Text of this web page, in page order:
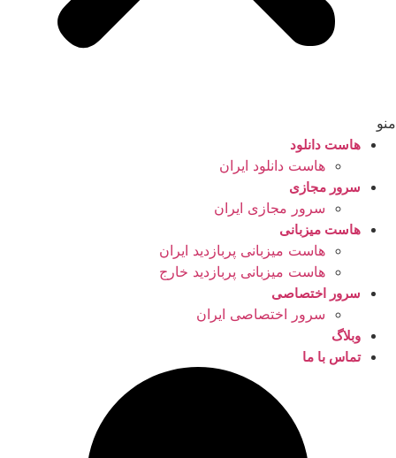
منو
هاست دانلود
هاست دانلود ایران
سرور مجازی
سرور مجازی ایران
هاست میزبانی
هاست میزبانی پربازدید ایران
هاست میزبانی پربازدید خارج
سرور اختصاصی
سرور اختصاصی ایران
وبلاگ
تماس با ما